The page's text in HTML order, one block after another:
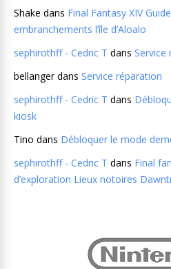
Shake dans Final Fantasy XIV
embranchements l’île d’Aloalo
sephirothff - Cedric T dans Service
bellangerdans Service réparation
sephirothff - Cedric T dans
kiosk
Tino dans Débloquer le mode
sephirothff - Cedric T dans Final
d’exploration Lieux notoires